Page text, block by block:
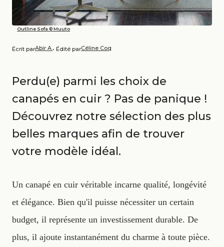
Outline Sofa © Muuto
Écrit parAbir A.• Édité parCéline Coq
Perdu(e) parmi les choix de
canapés en cuir ? Pas de panique !
Découvrez notre sélection des plus
belles marques afin de trouver
votre modèle idéal.
Un canapé en cuir véritable incarne qualité, longévité
et élégance. Bien qu'il puisse nécessiter un certain
budget, il représente un investissement durable. De
plus, il ajoute instantanément du charme à toute pièce.